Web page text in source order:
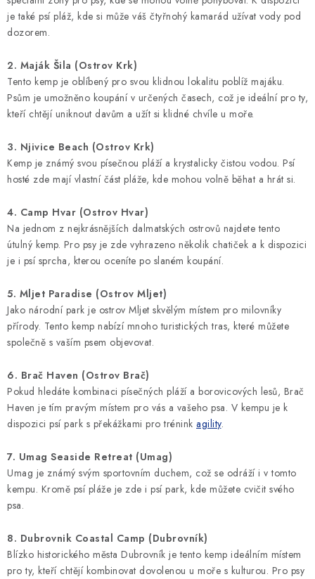
je také psí pláž, kde si může váš čtyřnohý kamarád užívat vody pod
dozorem.
2. Maják Šila (Ostrov Krk)
Tento kemp je oblíbený pro svou klidnou lokalitu poblíž majáku.
Psům je umožněno koupání v určených časech, což je ideální pro ty,
kteří chtějí uniknout davům a užít si klidné chvíle u moře.
3. Njivice Beach (Ostrov Krk)
Kemp je známý svou písečnou pláží a krystalicky čistou vodou. Psí
hosté zde mají vlastní část pláže, kde mohou volně běhat a hrát si.
4. Camp Hvar (Ostrov Hvar)
Na jednom z nejkrásnějších dalmatských ostrovů najdete tento
útulný kemp. Pro psy je zde vyhrazeno několik chatiček a k dispozici
je i psí sprcha, kterou oceníte po slaném koupání.
5. Mljet Paradise (Ostrov Mljet)
Jako národní park je ostrov Mljet skvělým místem pro milovníky
přírody. Tento kemp nabízí mnoho turistických tras, které můžete
společně s vaším psem objevovat.
6. Brač Haven (Ostrov Brač)
Pokud hledáte kombinaci písečných pláží a borovicových lesů, Brač
Haven je tím pravým místem pro vás a vašeho psa. V kempu je k
dispozici psí park s překážkami pro trénink agility.
7. Umag Seaside Retreat (Umag)
Umag je známý svým sportovním duchem, což se odráží i v tomto
kempu. Kromě psí pláže je zde i psí park, kde můžete cvičit svého
psa.
8. Dubrovnik Coastal Camp (Dubrovník)
Blízko historického města Dubrovník je tento kemp ideálním místem
pro ty, kteří chtějí kombinovat dovolenou u moře s kulturou. Pro psy